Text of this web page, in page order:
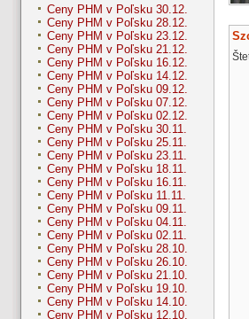
Ceny PHM v Poľsku 30.12.
Ceny PHM v Poľsku 28.12.
Ceny PHM v Poľsku 23.12.
Ceny PHM v Poľsku 21.12.
Ceny PHM v Poľsku 16.12.
Ceny PHM v Poľsku 14.12.
Ceny PHM v Poľsku 09.12.
Ceny PHM v Poľsku 07.12.
Ceny PHM v Poľsku 02.12.
Ceny PHM v Poľsku 30.11.
Ceny PHM v Poľsku 25.11.
Ceny PHM v Poľsku 23.11.
Ceny PHM v Poľsku 18.11.
Ceny PHM v Poľsku 16.11.
Ceny PHM v Poľsku 11.11.
Ceny PHM v Poľsku 09.11.
Ceny PHM v Poľsku 04.11.
Ceny PHM v Poľsku 02.11.
Ceny PHM v Poľsku 28.10.
Ceny PHM v Poľsku 26.10.
Ceny PHM v Poľsku 21.10.
Ceny PHM v Poľsku 19.10.
Ceny PHM v Poľsku 14.10.
Ceny PHM v Poľsku 12.10.